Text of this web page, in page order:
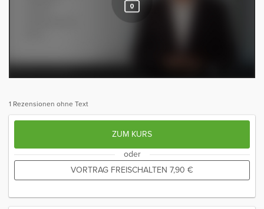
1 Rezensionen ohne Text
ZUM KURS
oder
VORTRAG FREISCHALTEN 7,90 €